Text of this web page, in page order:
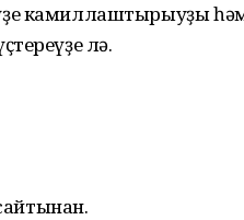
камиллаштырыуҙы
лә.